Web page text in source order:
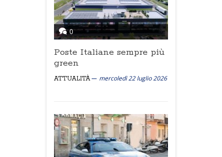
0
Poste Italiane sempre più
green
ATTUALITÀ mercoledì 22 luglio 2026